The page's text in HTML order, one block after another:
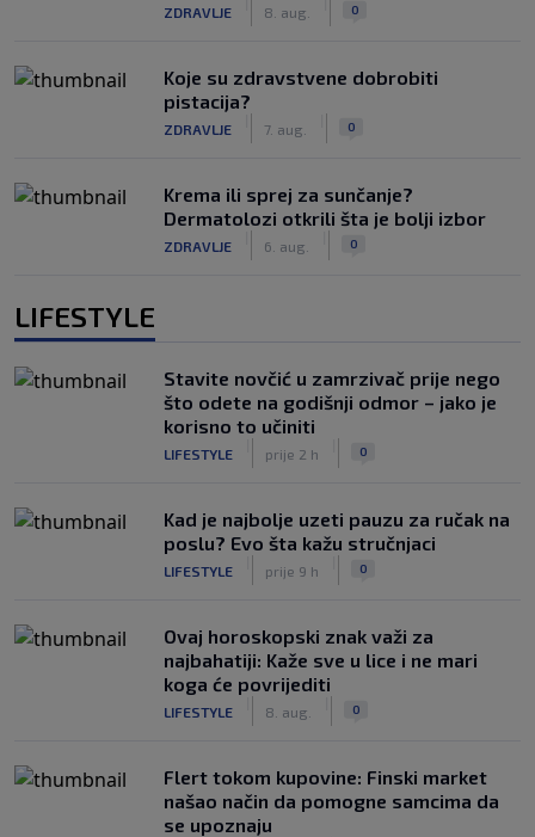
ZDRAVLJE 8. aug. 0
Koje su zdravstvene dobrobiti
pistacija?
ZDRAVLJE 7. aug. 0
Krema ili sprej za sunčanje?
Dermatolozi otkrili šta je bolji izbor
ZDRAVLJE 6. aug. 0
LIFESTYLE
Stavite novčić u zamrzivač prije nego
što odete na godišnji odmor – jako je
korisno to učiniti
LIFESTYLE prije 2 h 0
Kad je najbolje uzeti pauzu za ručak na
poslu? Evo šta kažu stručnjaci
LIFESTYLE prije 9 h 0
Ovaj horoskopski znak važi za
najbahatiji: Kaže sve u lice i ne mari
koga će povrijediti
LIFESTYLE 8. aug. 0
Flert tokom kupovine: Finski market
našao način da pomogne samcima da
se upoznaju